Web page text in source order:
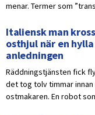
menar. Termer som
Italiensk man
osthjul när en
anledningen
Räddningstjänsten fick
det tog tolv timmar innan
ostmakaren. En robot